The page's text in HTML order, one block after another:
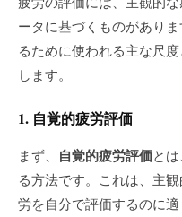
ータに基づくものがあり
るために使われる主な尺
します。
1. 自覚的疲労評価
まず、 自覚的疲労評価と
る方法です。これは、主
労を自分で評価するのに